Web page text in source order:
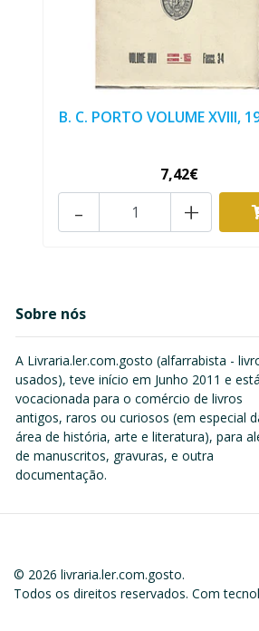
B. C. PORTO VOLUME XVIII,
7,42€
+
-
Sobre nós
A Livraria.ler.com.gosto (alfarrabista -
usados), teve início em Junho 2011 e está
vocacionada para o comércio de livros
antigos, raros ou curiosos (em especial
área de história, arte e literatura), para
de manuscritos, gravuras, e outra
documentação.
© 2026 livraria.ler.com.gosto.
Todos os direitos reservados. Com